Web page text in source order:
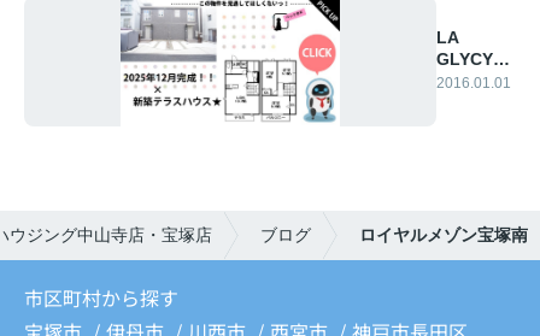
LA
GLYCYNE
逆瀬川
2016.01.01
ウジング中山寺店・宝塚店 ブログ ロイヤルメゾン宝塚南
市区町村から探す
宝塚市
伊丹市 川西市 西宮市
神戸市長田区